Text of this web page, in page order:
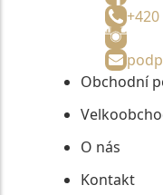
Obchodní
O nás
Kontakt